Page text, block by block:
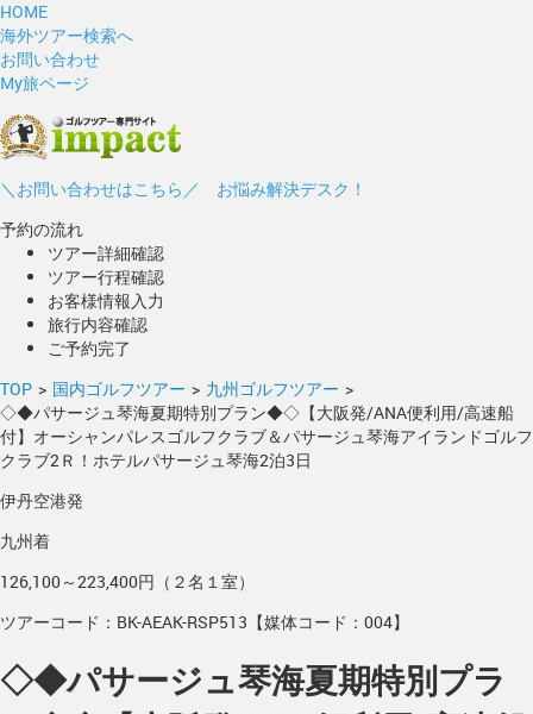
HOME
海外ツアー検索へ
お問い合わせ
My旅ページ
＼お問い合わせはこちら／ お悩み解決デスク！
予約の流れ
ツアー詳細確認
ツアー行程確認
お客様情報入力
旅行内容確認
ご予約完了
TOP > 国内ゴルフツアー > 九州ゴルフツアー >
◇◆パサージュ琴海夏期特別プラン◆◇【大阪発/ANA便利用/高速船
付】オーシャンパレスゴルフクラブ＆パサージュ琴海アイランドゴルフ
クラブ2Ｒ！ホテルパサージュ琴海2泊3日
伊丹空港発
九州着
126,100～223,400円（２名１室）
ツアーコード：BK-AEAK-RSP513【媒体コード：004】
◇◆パサージュ琴海夏期特別プラ